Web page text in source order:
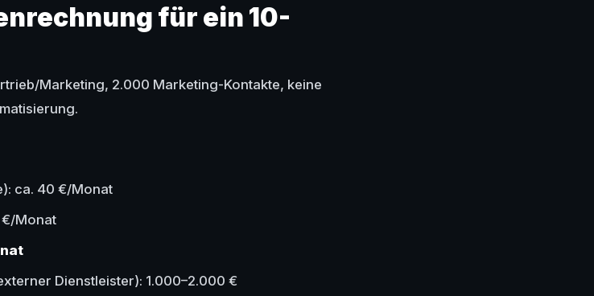
für ein 10-
Marketing, 2.000 Marketing-Kontakte, keine
ca. 40 €/Monat
€/Monat
Dienstleister): 1.000–2.000 €